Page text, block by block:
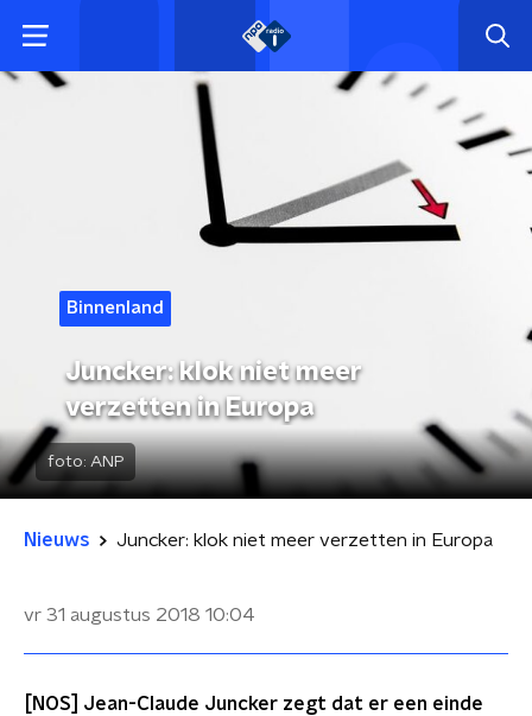
Binnenland
Juncker: klok niet meer
verzetten in Europa
foto: ANP
Nieuws Juncker: klok niet meer verzetten in Europa
vr 31 augustus 2018 10:04
[NOS] Jean-Claude Juncker zegt dat er een einde